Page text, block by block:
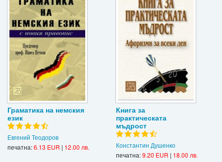
Граматика на немския
език
Евгений Теодоров
печатна:6.13 EUR | 12.00 лв.
Книга за
практическата
мъдрост
Константин Душенко
печатна:9.20 EUR | 18.00 лв.